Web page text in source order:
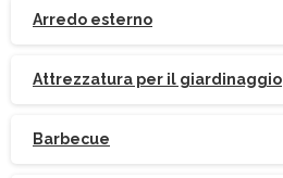
Arredo esterno
Attrezzatura per il giardinaggio
Barbecue